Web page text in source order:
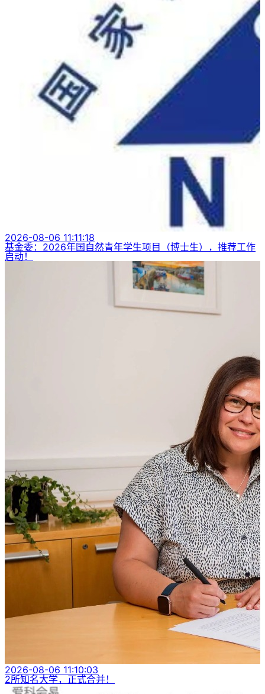
2026-08-06 11:11:18
基金委：2026年国自然青年学生项目（博士生），推荐工作
启动！
2026-08-06 11:10:03
2所知名大学，正式合并！